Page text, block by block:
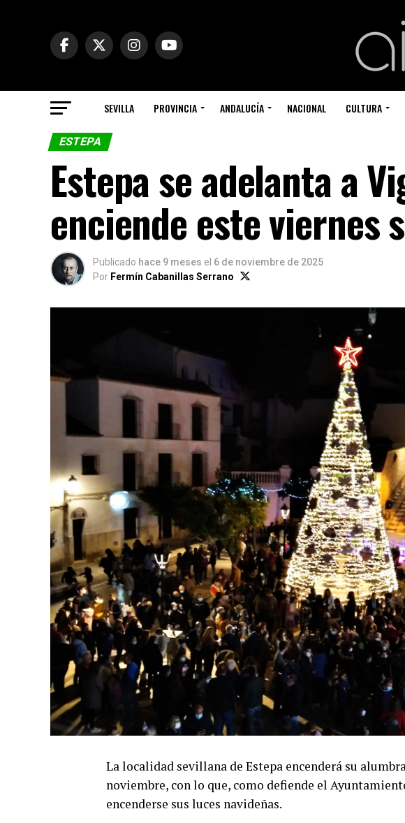
SEVILLA PROVINCIA ANDALUCÍA NACIONAL CULTURA
ESTEPA
Estepa se adelanta a
enciende este viernes
Publicado hace 9 meses el 6 de noviembre de 2025
Por Fermín Cabanillas Serrano
La localidad sevillana de Estepa encenderá su
noviembre, con lo que, como defiende el
encenderse sus luces navideñas.